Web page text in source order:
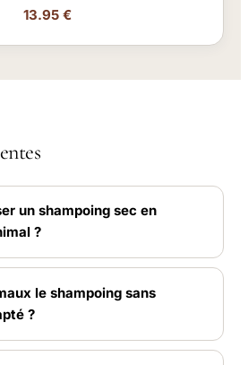
13.95 €
un shampoing sec en
?
le shampoing sans
?